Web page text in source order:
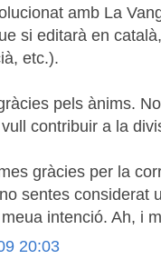
amb La
si editarà en
etc.).
pels ànims.
contribuir a la
gràcies per la
sentes considerat
intenció. Ah, i
20:03